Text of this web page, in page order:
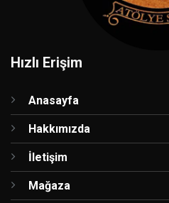
Hızlı Erişim
Anasayfa
Hakkımızda
İletişim
Mağaza